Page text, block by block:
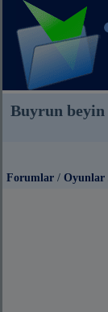
Buyrun beyin
Forumlar / Oyunlar